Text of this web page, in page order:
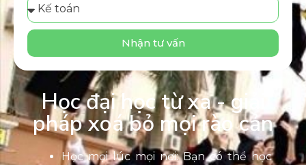
Nhận tư vấn
Học đại học từ xa - giải
pháp xoá bỏ mọi rào cản
Học mọi lúc mọi nơi: Bạn có thể học